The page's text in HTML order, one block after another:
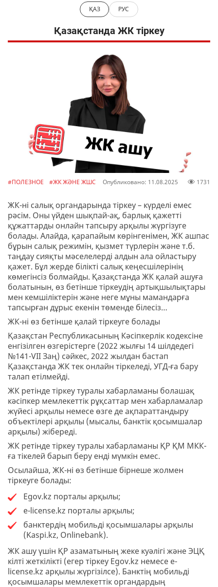
Қазақстанда ЖК тіркеу
ҚАЗ РУС
#ПОЛЕЗНОЕ #ЖК ЖӘНЕ ЖШС Опубликовано: 11.08.2025 1731
ЖК-ні салық органдарында тіркеу – күрделі емес
рәсім. Оны үйден шықпай-ақ, барлық қажетті
құжаттарды онлайн тапсыру арқылы жүргізуге
болады. Алайда, қарапайым көрінгенімен, ЖК ашпас
бұрын салық режимін, қызмет түрлерін және т.б.
таңдау сияқты мәселелерді алдын ала ойластыру
қажет. Бұл жерде білікті салық кеңесшілерінің
көмегінсіз болмайды. Қазақстанда ЖК қалай ашуға
болатынын, өз бетінше тіркеудің артықшылықтары
мен кемшіліктерін және неге мұны мамандарға
тапсырған дұрыс екенін төменде білесіз…
ЖК-ні өз бетінше қалай тіркеуге болады
Қазақстан Республикасының Кәсіпкерлік кодексіне
енгізілген өзгерістерге (2022 жылғы 14 шілдедегі
№141-VII Заң) сәйкес, 2022 жылдан бастап
Қазақстанда ЖК тек онлайн тіркеледі, УГД-ға бару
талап етілмейді.
ЖК ретінде тіркеу туралы хабарламаны болашақ
кәсіпкер мемлекеттік рұқсаттар мен хабарламалар
жүйесі арқылы немесе өзге де ақпараттандыру
объектілері арқылы (мысалы, банктік қосымшалар
арқылы) жібереді.
ЖК ретінде тіркеу туралы хабарламаны ҚР ҚМ МКК-
ға тікелей барып беру енді мүмкін емес.
Осылайша, ЖК-ні өз бетінше бірнеше жолмен
тіркеуге болады:
Egov.kz порталы арқылы;
e-license.kz порталы арқылы;
банктердің мобильді қосымшалары арқылы
(Kaspi.kz, Onlinebank).
ЖК ашу үшін ҚР азаматының жеке куәлігі және ЭЦҚ
кілті жеткілікті (егер тіркеу Egov.kz немесе e-
license.kz арқылы жүргізілсе). Банктің мобильді
қосымшалары мемлекеттік органдардың